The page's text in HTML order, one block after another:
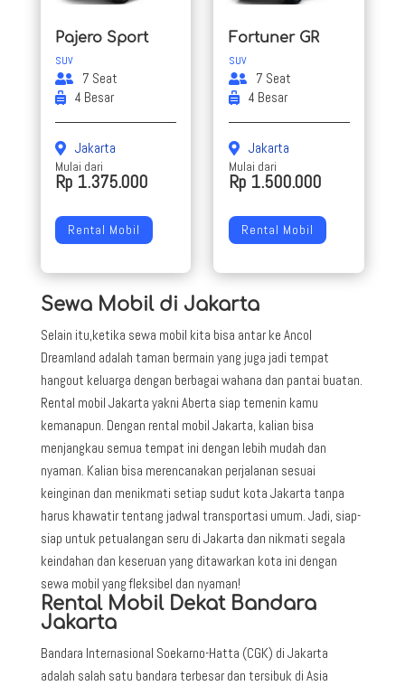
Pajero Sport
SUV
7 Seat
4 Besar
Jakarta
Mulai dari
Rp 1.375.000
Rental Mobil
Fortuner GR
SUV
7 Seat
4 Besar
Jakarta
Mulai dari
Rp 1.500.000
Rental Mobil
Sewa Mobil di Jakarta
Selain itu,ketika sewa mobil kita bisa antar ke Ancol
Dreamland adalah taman bermain yang juga jadi tempat
hangout keluarga dengan berbagai wahana dan pantai buatan.
Rental mobil Jakarta yakni Aberta siap temenin kamu
kemanapun. Dengan rental mobil Jakarta, kalian bisa
menjangkau semua tempat ini dengan lebih mudah dan
nyaman. Kalian bisa merencanakan perjalanan sesuai
keinginan dan menikmati setiap sudut kota Jakarta tanpa
harus khawatir tentang jadwal transportasi umum. Jadi, siap-
siap untuk petualangan seru di Jakarta dan nikmati segala
keindahan dan keseruan yang ditawarkan kota ini dengan
sewa mobil yang fleksibel dan nyaman!
Rental Mobil Dekat Bandara
Jakarta
Bandara Internasional Soekarno-Hatta (CGK) di Jakarta
adalah salah satu bandara terbesar dan tersibuk di Asia